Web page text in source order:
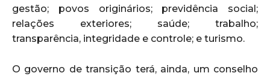
gestão; povos originários; previdência social;
relações exteriores; saúde; trabalho;
transparência, integridade e controle; e turismo.
O governo de transição terá, ainda, um conselho